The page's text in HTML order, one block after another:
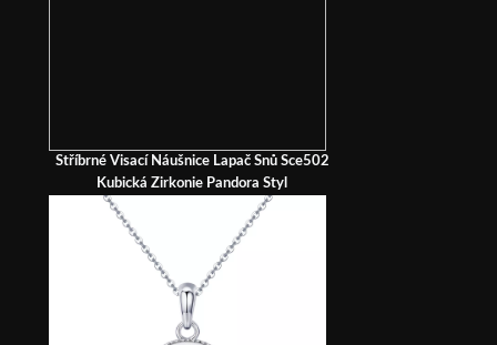
Stříbrné Visací Náušnice Lapač Snů Sce502
Kubická Zirkonie Pandora Styl